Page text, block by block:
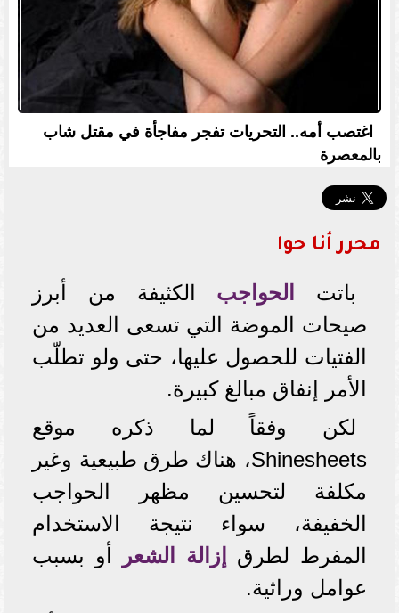
اغتصب أمه.. التحريات تفجر مفاجأة في مقتل شاب
بالمعصرة
محرر أنا حوا
باتت الحواجب الكثيفة من أبرز
صيحات الموضة التي تسعى العديد من
الفتيات للحصول عليها، حتى ولو تطلّب
الأمر إنفاق مبالغ كبيرة.
لكن وفقاً لما ذكره موقع
Shinesheets، هناك طرق طبيعية وغير
مكلفة لتحسين مظهر الحواجب
الخفيفة، سواء نتيجة الاستخدام
المفرط لطرق
إزالة الشعر
أو بسبب
عوامل وراثية.